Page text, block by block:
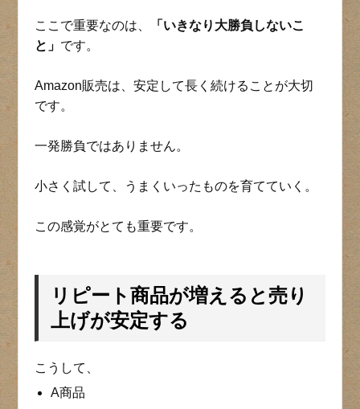
ここで重要なのは、
「いきなり大勝負しないこ
と」 です。
Amazon販売は、安定して長く続けることが大切
です。
一発勝負ではありません。
小さく試して、うまくいったものを育てていく。
この感覚がとても重要です。
リピート商品が増えると売り
上げが安定する
こうして、
A商品